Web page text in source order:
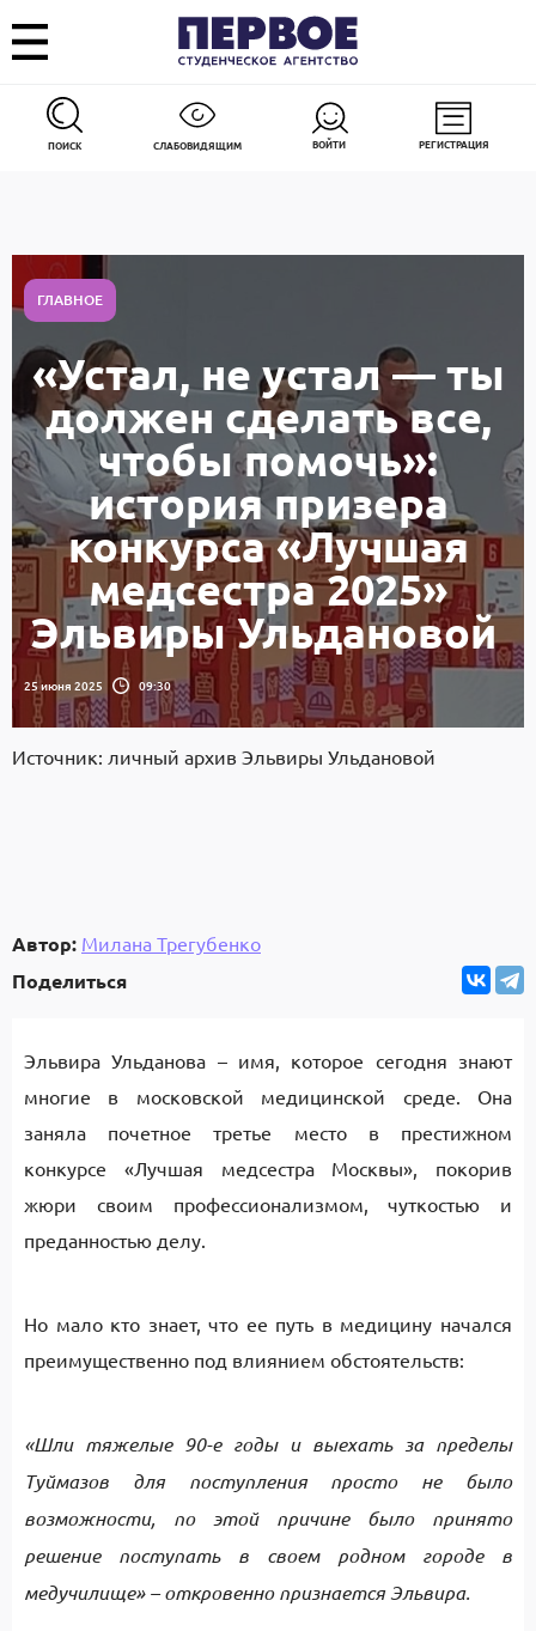
ПОИСК СЛАБОВИДЯЩИМ ВОЙТИ РЕГИСТРАЦИЯ
ГЛАВНОЕ
«Устал, не устал — ты
должен сделать все,
чтобы помочь»:
история призера
конкурса «Лучшая
медсестра 2025»
Эльвиры Ульдановой
25 июня 2025 09:30
Источник: личный архив Эльвиры Ульдановой
Автор: Милана Трегубенко
Поделиться
Эльвира Ульданова – имя, которое сегодня знают
многие в московской медицинской среде. Она
заняла почетное третье место в престижном
конкурсе «Лучшая медсестра Москвы», покорив
жюри своим профессионализмом, чуткостью и
преданностью делу.
Но мало кто знает, что ее путь в медицину начался
преимущественно под влиянием обстоятельств:
«Шли тяжелые 90-е годы и выехать за пределы
Туймазов для поступления просто не было
возможности, по этой причине было принято
решение поступать в своем родном городе в
медучилище» – откровенно признается Эльвира.